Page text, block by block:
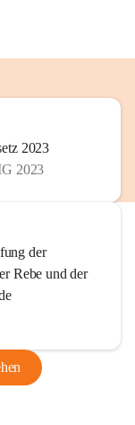
2023
2023
der
Rebe und der